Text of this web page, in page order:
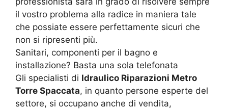
il vostro problema alla radice in maniera tale
che possiate essere perfettamente sicuri che
non si ripresenti più.
Sanitari, componenti per il bagno e
installazione? Basta una sola telefonata
Gli specialisti di Idraulico Riparazioni Metro
Torre Spaccata, in quanto persone esperte del
settore, si occupano anche di vendita,